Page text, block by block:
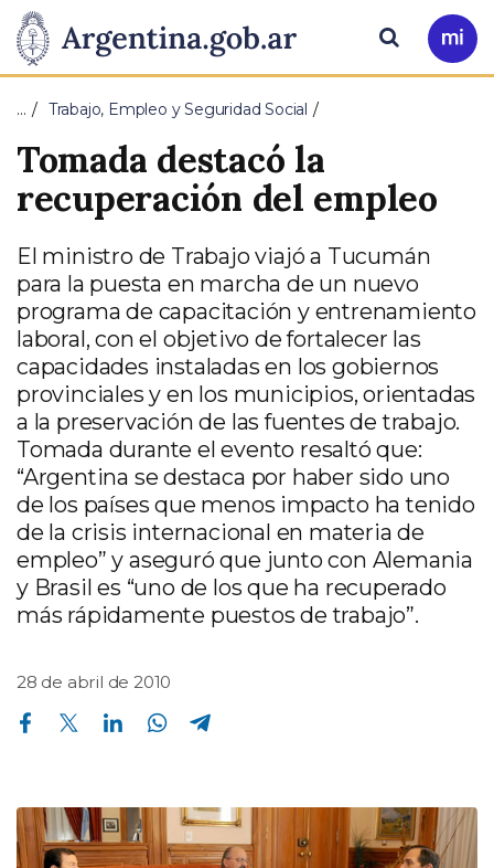
Presidencia
de
la
Nación
Pasar al contenido principal
Ir
a
Buscar
… Trabajo, Empleo y Seguridad Social
Tomada destacó la
recuperación del empleo
El ministro de Trabajo viajó a Tucumán
para la puesta en marcha de un nuevo
programa de capacitación y entrenamiento
laboral, con el objetivo de fortalecer las
capacidades instaladas en los gobiernos
provinciales y en los municipios, orientadas
a la preservación de las fuentes de trabajo.
Tomada durante el evento resaltó que:
“Argentina se destaca por haber sido uno
de los países que menos impacto ha tenido
de la crisis internacional en materia de
empleo” y aseguró que junto con Alemania
y Brasil es “uno de los que ha recuperado
más rápidamente puestos de trabajo”.
28 de abril de 2010
Compartir en Facebook Compartir en Twitter Compartir en Linkedin Compartir en Whatsapp